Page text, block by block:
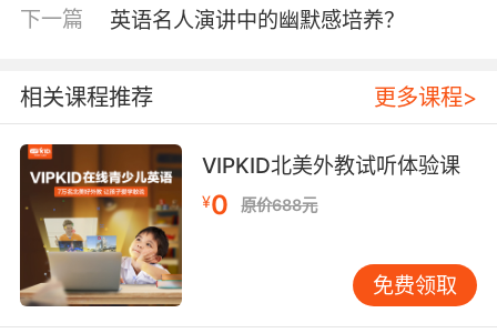
Caterpillar》通过毛毛虫蜕变过程创造悬念；其
《Peepo!》系列巧妙设计翻页机关，将触感体验
转化为记忆锚点；最后是情感共鸣价值，
《Guess How Much I Love You》用小兔子的肢
体语言传递跨文化的亲情表达。VIPKID原创绘本
《Star Traveler》系列特别设置太空探索主题，
既满足男孩的冒险偏好，又通过星际对话自然融
入科技词汇。
三、语言难度：把握i+1输入原则
下一篇 英语名人演讲中的幽默感培养？
相关课程推荐 更多课程>
VIPKID北美外教试听体验课
¥0 原价688元
免费领取